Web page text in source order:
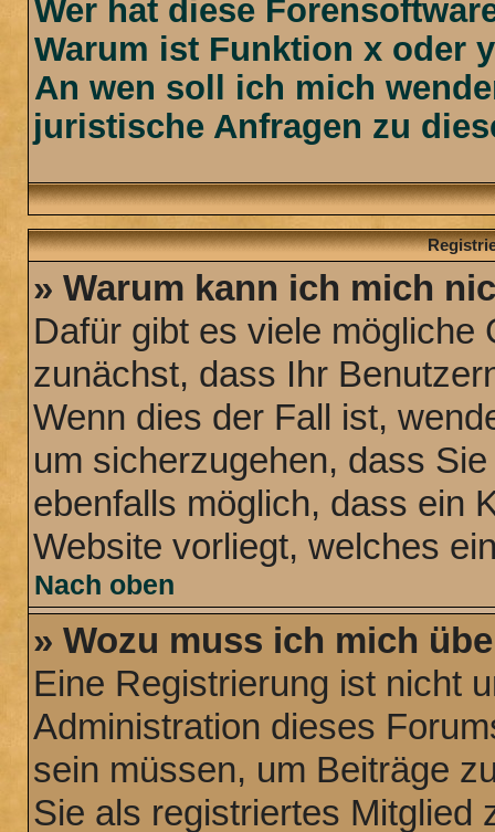
Wer hat diese
Warum ist Funktion x oder
An wen soll ich mich
juristische Anfragen zu
» Warum kann ich mich
Dafür gibt es viele mögliche
zunächst, dass Ihr
Wenn dies der Fall ist,
um sicherzugehen, dass
ebenfalls möglich, dass ein
Website vorliegt, welches
Nach oben
» Wozu muss ich mich
Eine Registrierung ist nicht
Administration dieses
sein müssen, um Beiträge
Sie als registriertes Mitglied